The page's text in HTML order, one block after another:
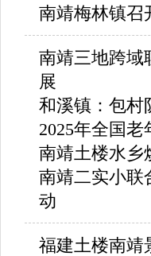
南靖梅林镇召
南靖三地跨域
展
和溪镇：包村
2025年全国
南靖土楼水乡
南靖二实小联
动
福建土楼南靖